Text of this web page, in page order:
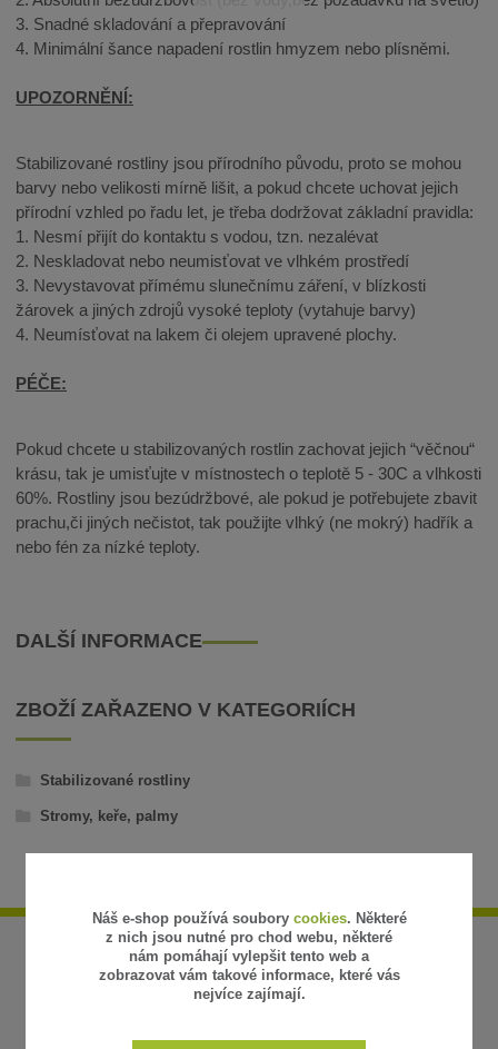
3. Snadné skladování a přepravování
4. Minimální šance napadení rostlin hmyzem nebo plísněmi.
UPOZORNĚNÍ:
Stabilizované rostliny jsou přírodního původu, proto se mohou
barvy nebo velikosti mírně lišit, a pokud chcete uchovat jejich
přírodní vzhled po řadu let, je třeba dodržovat základní pravidla:
1. Nesmí přijít do kontaktu s vodou, tzn. nezalévat
2. Neskladovat nebo neumisťovat ve vlhkém prostředí
3. Nevystavovat přímému slunečnímu záření, v blízkosti
žárovek a jiných zdrojů vysoké teploty (vytahuje barvy)
4. Neumísťovat na lakem či olejem upravené plochy.
PÉČE:
Pokud chcete u stabilizovaných rostlin zachovat jejich “věčnou“
krásu, tak je umisťujte v místnostech o teplotě 5 - 30C a vlhkosti
60%. Rostliny jsou bezúdržbové, ale pokud je potřebujete zbavit
prachu,či jiných nečistot, tak použijte vlhký (ne mokrý) hadřík a
nebo fén za nízké teploty.
DALŠÍ INFORMACE
ZBOŽÍ ZAŘAZENO V KATEGORIÍCH
Stabilizované rostliny
Stromy, keře, palmy
Náš e-shop používá soubory cookies. Některé
z nich jsou nutné pro chod webu, některé
nám pomáhají vylepšit tento web a
zobrazovat vám takové informace, které vás
nejvíce zajímají.